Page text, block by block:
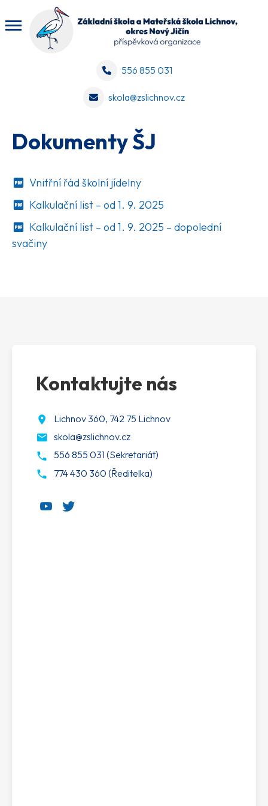
556 855 031
skola@zslichnov.cz
Dokumenty ŠJ
Vnitřní řád školní jídelny
Kalkulační list – od 1. 9. 2025
Kalkulační list – od 1. 9. 2025 – dopolední
svačiny
Kontaktujte nás
Lichnov 360, 742 75 Lichnov
skola@zslichnov.cz
556 855 031 (Sekretariát)
774 430 360 (Ředitelka)